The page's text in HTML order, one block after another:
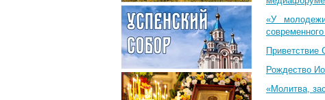
«У
Приветствие
Рождество
«Молитва,